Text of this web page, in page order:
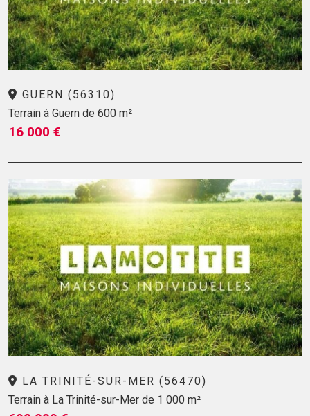
GUERN (56310)
Terrain à Guern de 600 m²
16 000 €
LA TRINITÉ-SUR-MER (56470)
Terrain à La Trinité-sur-Mer de 1 000 m²